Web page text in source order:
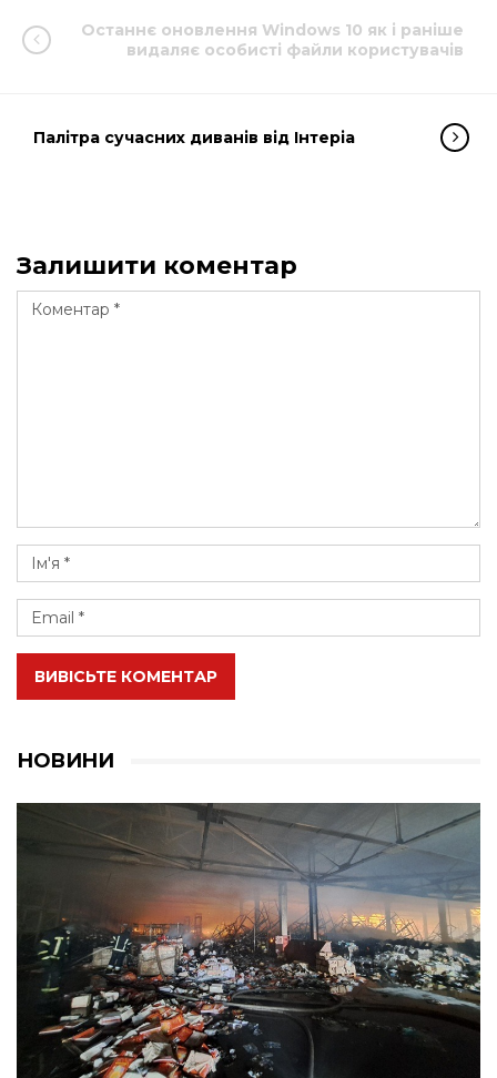
Останнє оновлення Windows 10 як і раніше
видаляє особисті файли користувачів
Палітра сучасних диванів від Інтеріа
Залишити коментар
ВИВІСЬТЕ КОМЕНТАР
НОВИНИ